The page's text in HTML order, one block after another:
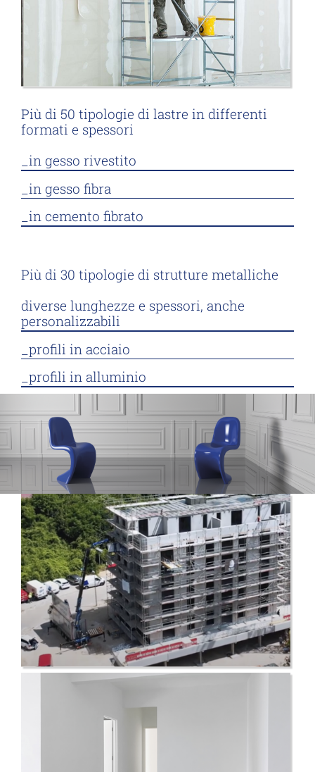
Più di 50 tipologie di lastre in differenti
formati e spessori
_in gesso rivestito
_in gesso fibra
_in cemento fibrato
Più di 30 tipologie di strutture metalliche
diverse lunghezze e spessori, anche
personalizzabili
_profili in acciaio
_profili in alluminio